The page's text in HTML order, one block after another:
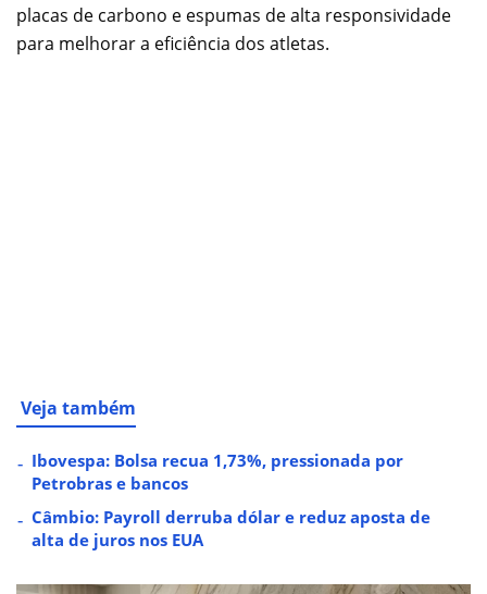
placas de carbono e espumas de alta responsividade
para melhorar a eficiência dos atletas.
Veja também
Ibovespa: Bolsa recua 1,73%, pressionada por
Petrobras e bancos
Câmbio: Payroll derruba dólar e reduz aposta de
alta de juros nos EUA